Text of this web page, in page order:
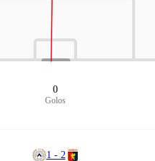
0
Golos
1 - 2